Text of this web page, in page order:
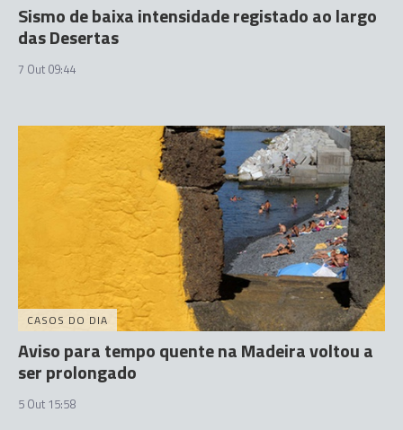
Sismo de baixa intensidade registado ao largo
das Desertas
7 Out 09:44
CASOS DO DIA
Aviso para tempo quente na Madeira voltou a
ser prolongado
5 Out 15:58